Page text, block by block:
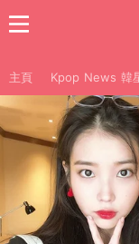
主頁 Kpop News 韓